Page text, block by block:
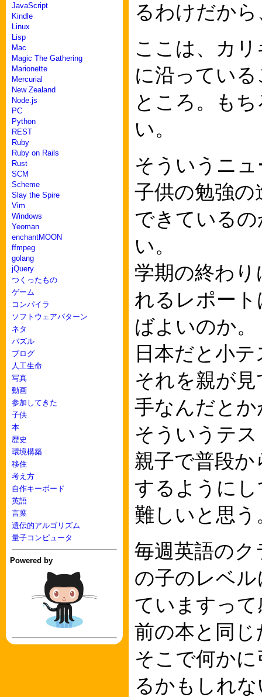
JavaScript
Kindle
Linux
Lisp
Mac
Magic The Gathering
Marionette
Mercurial
New Zealand
Node.js
PC
Python
REST
Ruby
Ruby on Rails
Rust
SCM
Scheme
Slay the Spire
Vim
Windows
Yeoman
enchantMOON
ffmpeg
golang
jQuery
つくったもの
ゲーム
コンパイラ
ソフトウェアパターン
ネタ
パズル
ブログ
人工生命
写真
動画
参加してきた
子供
本
歴史
環境構築
移住
考え方
自作キーボード
英語
言葉
遺伝的アルゴリズム
量子コンピュータ
Powered by
るわけだか
ここは、カ
に沿ってい
ところ。も
い。
そういうニ
子供の勉強
できている
い。
学期の終わ
れるレポー
ばよいのか。
日本だと小
それを親が
手なんだと
そういうテ
親子で普段
するように
難しいと思う
毎週英語の
の子のレベ
ていますっ
前の本と同
そこで何か
るかもしれ